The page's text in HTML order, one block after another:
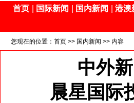
首页 国际新闻 国内新闻 港澳
您现在的位置： 首页 >> 国内新闻 >> 内容
中外
晨星国际